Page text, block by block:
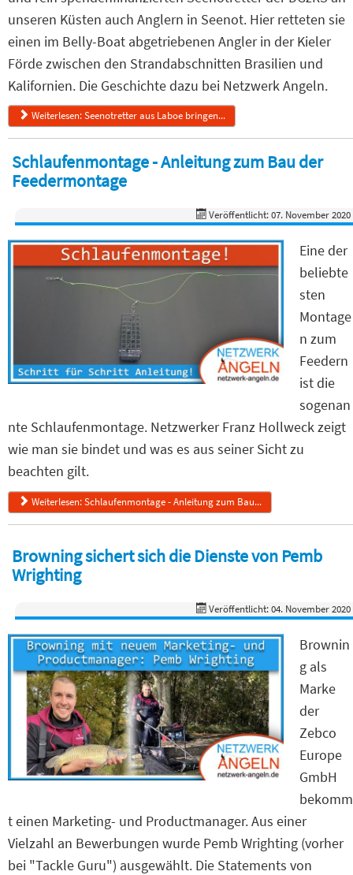
unseren Küsten auch Anglern in Seenot. Hier retteten sie
einen im Belly-Boat abgetriebenen Angler in der Kieler
Förde zwischen den Strandabschnitten Brasilien und
Kalifornien. Die Geschichte dazu bei Netzwerk Angeln.
Weiterlesen: Seenotretter aus Laboe bringen...
Schlaufenmontage - Anleitung zum Bau der
Feedermontage
Veröffentlicht: 07. November 2020
Eine der
beliebte
sten
Montage
n zum
Feedern
ist die
sogenan
nte Schlaufenmontage. Netzwerker Franz Hollweck zeigt
wie man sie bindet und was es aus seiner Sicht zu
beachten gilt.
Weiterlesen: Schlaufenmontage - Anleitung zum Bau...
Browning sichert sich die Dienste von Pemb
Wrighting
Veröffentlicht: 04. November 2020
Brownin
g als
Marke
der
Zebco
Europe
GmbH
bekomm
t einen Marketing- und Productmanager. Aus einer
Vielzahl an Bewerbungen wurde Pemb Wrighting (vorher
bei "Tackle Guru") ausgewählt. Die Statements von